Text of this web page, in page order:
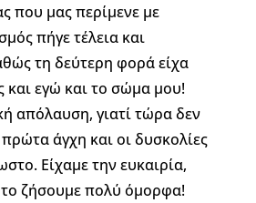
που μας περίμενε με
πήγε τέλεια και
τη δεύτερη φορά είχα
και εγώ και το σώμα μου!
απόλαυση, γιατί τώρα δεν
άγχη και οι δυσκολίες
Είχαμε την ευκαιρία,
ζήσουμε πολύ όμορφα!